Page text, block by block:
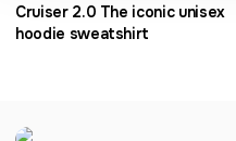
Cruiser 2.0 The iconic unisex
hoodie sweatshirt